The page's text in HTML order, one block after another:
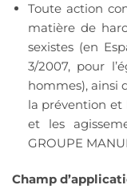
Toute action
matière de
sexistes (en
3/2007, pour
hommes), ainsi
la prévention et
et les
GROUPE
Champ